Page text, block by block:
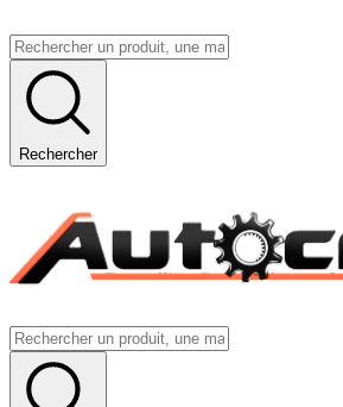
Rechercher